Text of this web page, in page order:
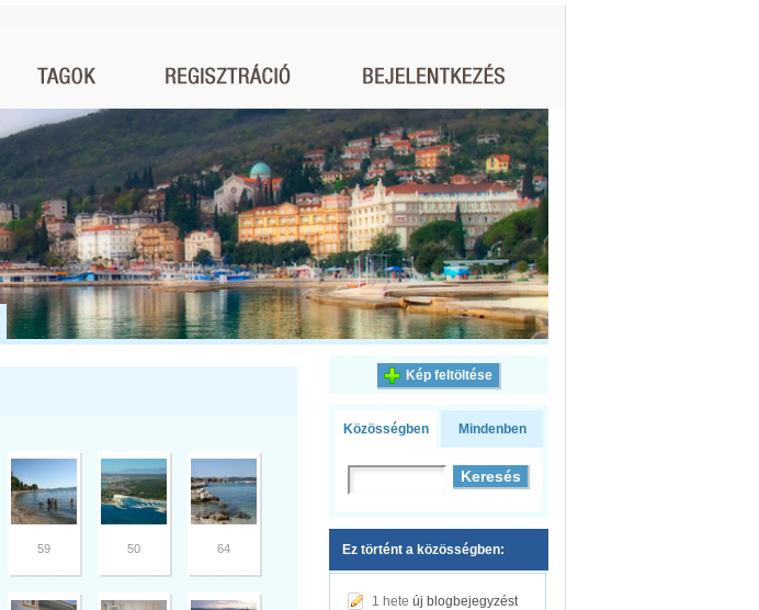
59 50 64
Kép feltöltése
Közösségben Mindenben
Ez történt a közösségben:
1 hete új blogbejegyzést